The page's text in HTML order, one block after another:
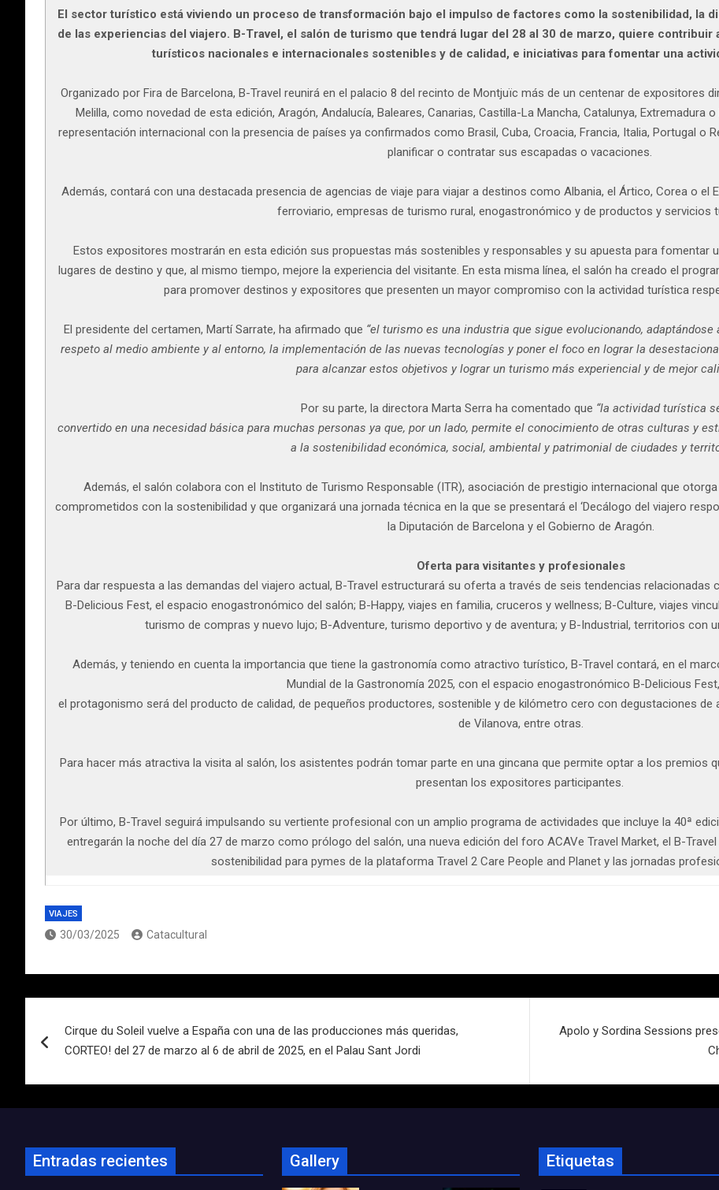
El sector turístico está viviendo un proceso de transformación bajo el impulso de factores como la sostenibilidad, la
de las experiencias del viajero. B-Travel, el salón de turismo que tendrá lugar del 28 al 30 de marzo, quiere
turísticos nacionales e internacionales sostenibles y de calidad, e iniciativas para fomentar una
Organizado por Fira de Barcelona, B-Travel reunirá en el palacio 8 del recinto de Montjuïc más de un centenar de expositores
Melilla, como novedad de esta edición, Aragón, Andalucía, Baleares, Canarias, Castilla-La Mancha, Catalunya, Extremadura
representación internacional con la presencia de países ya confirmados como Brasil, Cuba, Croacia, Francia, Italia, Portugal o
planificar o contratar sus escapadas o vacaciones.
Además, contará con una destacada presencia de agencias de viaje para viajar a destinos como Albania, el Ártico, Corea o
ferroviario, empresas de turismo rural, enogastronómico y de productos y servicios
Estos expositores mostrarán en esta edición sus propuestas más sostenibles y responsables y su apuesta para fomentar
lugares de destino y que, al mismo tiempo, mejore la experiencia del visitante. En esta misma línea, el salón ha creado el
para promover destinos y expositores que presenten un mayor compromiso con la actividad turística
El presidente del certamen, Martí Sarrate, ha afirmado que “el turismo es una industria que sigue evolucionando,
respeto al medio ambiente y al entorno, la implementación de las nuevas tecnologías y poner el foco en lograr la
para alcanzar estos objetivos y lograr un turismo más experiencial y de mejor
Por su parte, la directora Marta Serra ha comentado que “la actividad turística
convertido en una necesidad básica para muchas personas ya que, por un lado, permite el conocimiento de otras culturas y
a la sostenibilidad económica, social, ambiental y patrimonial de ciudades y
Además, el salón colabora con el Instituto de Turismo Responsable (ITR), asociación de prestigio internacional que
comprometidos con la sostenibilidad y que organizará una jornada técnica en la que se presentará el ‘Decálogo del viajero
la Diputación de Barcelona y el Gobierno de Aragón.
Oferta para visitantes y profesionales
Para dar respuesta a las demandas del viajero actual, B-Travel estructurará su oferta a través de seis tendencias relacionadas
B-Delicious Fest, el espacio enogastronómico del salón; B-Happy, viajes en familia, cruceros y wellness; B-Culture, viajes
turismo de compras y nuevo lujo; B-Adventure, turismo deportivo y de aventura; y B-Industrial, territorios con
Además, y teniendo en cuenta la importancia que tiene la gastronomía como atractivo turístico, B-Travel contará, en el
Mundial de la Gastronomía 2025, con el espacio enogastronómico B-Delicious
el protagonismo será del producto de calidad, de pequeños productores, sostenible y de kilómetro cero con degustaciones de
de Vilanova, entre otras.
Para hacer más atractiva la visita al salón, los asistentes podrán tomar parte en una gincana que permite optar a los premios
presentan los expositores participantes.
Por último, B-Travel seguirá impulsando su vertiente profesional con un amplio programa de actividades que incluye la 40ª
entregarán la noche del día 27 de marzo como prólogo del salón, una nueva edición del foro ACAVe Travel Market, el B-
sostenibilidad para pymes de la plataforma Travel 2 Care People and Planet y las jornadas
VIAJES
30/03/2025 Catacultural
de
entradas
Cirque du Soleil vuelve a España con una de las producciones más queridas,
CORTEO! del 27 de marzo al 6 de abril de 2025, en el Palau Sant Jordi
Apolo y Sordina Sessions
Entradas recientes Gallery Etiquetas